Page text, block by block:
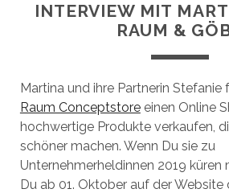
INTERVIEW MIT
RAUM &
Martina und ihre Partnerin Stefanie
Raum Conceptstoreeinen Online
hochwertige Produkte verkaufen,
schöner machen. Wenn Du sie zu
Unternehmerheldinnen 2019
Du ab 01. Oktober auf der Website